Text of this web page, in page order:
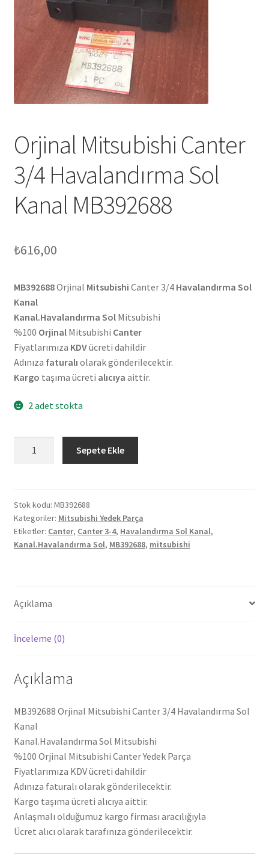
Orjinal Mitsubishi Canter
3/4 Havalandırma Sol
Kanal MB392688
₺616,00
MB392688Orjinal Mitsubishi Canter 3/4Havalandırma Sol
Kanal
Kanal.Havalandırma SolMitsubishi
%100 OrjinalMitsubishi Canter
Fiyatlarımıza KDVücreti dahildir
Adınıza faturalı olarak gönderilecektir.
Kargo taşıma ücreti alıcıya aittir.
2 adet stokta
Havalandırma
Sol
Kanal
MB392688
Sepete Ekle
Stok kodu: MB392688
Kategoriler: Mitsubishi Yedek Parça
Etiketler: Canter, Canter 3-4, Havalandırma Sol Kanal,
Kanal.Havalandırma Sol, MB392688, mitsubishi
Açıklama
İnceleme (0)
Açıklama
MB392688 Orjinal Mitsubishi Canter 3/4 Havalandırma Sol
Kanal
Kanal.Havalandırma Sol Mitsubishi
%100 Orjinal Mitsubishi Canter Yedek Parça
Fiyatlarımıza KDV ücreti dahildir
Adınıza faturalı olarak gönderilecektir.
Kargo taşıma ücreti alıcıya aittir.
Anlaşmalı olduğumuz kargo firması aracılığıyla
Ücret alıcı olarak tarafınıza gönderilecektir.